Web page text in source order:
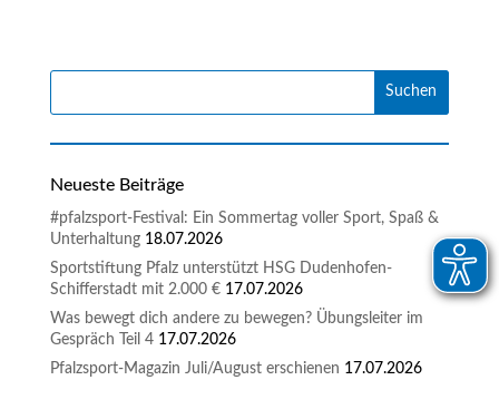
Neueste Beiträge
#pfalzsport-Festival: Ein Sommertag voller Sport, Spaß &
Unterhaltung 18.07.2026
Sportstiftung Pfalz unterstützt HSG Dudenhofen-
Schifferstadt mit 2.000 € 17.07.2026
Was bewegt dich andere zu bewegen? Übungsleiter im
Gespräch Teil 4 17.07.2026
Pfalzsport-Magazin Juli/August erschienen 17.07.2026